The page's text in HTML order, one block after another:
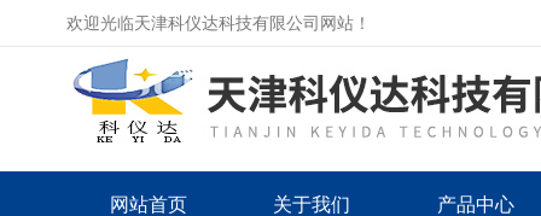
欢迎光临天津科仪达科技有限公司网站！
网站首页 关于我们 产品中心